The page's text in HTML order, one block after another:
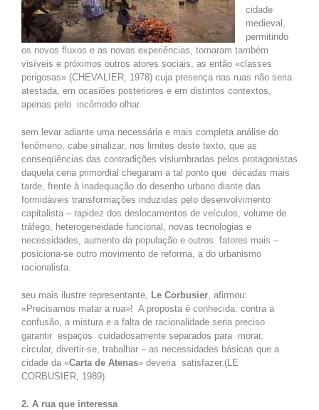
cidade
medieval,
permitindo
os novos fluxos e as novas experiências, tornaram também
visíveis e próximos outros atores sociais, as então «classes
perigosas» (CHEVALIER, 1978) cuja presença nas ruas não seria
atestada, em ocasiões posteriores e em distintos contextos,
apenas pelo incômodo olhar.
Sem levar adiante uma necessária e mais completa análise do
fenômeno, cabe sinalizar, nos limites deste texto, que as
conseqüências das contradições vislumbradas pelos protagonistas
daquela cena primordial chegaram a tal ponto que décadas mais
tarde, frente à inadequação do desenho urbano diante das
formidáveis transformações induzidas pelo desenvolvimento
capitalista – rapidez dos deslocamentos de veículos, volume de
tráfego, heterogeneidade funcional, novas tecnologias e
necessidades, aumento da população e outros fatores mais –
posiciona-se outro movimento de reforma, a do urbanismo
racionalista.
Seu mais ilustre representante, Le Corbusier, afirmou:
«Precisamos matar a rua»! A proposta é conhecida: contra a
confusão, a mistura e a falta de racionalidade seria preciso
garantir espaços cuidadosamente separados para morar,
circular, divertir-se, trabalhar – as necessidades básicas que a
cidade da «Carta de Atenas» deveria satisfazer.(LE
CORBUSIER, 1989).
2. A rua que interessa